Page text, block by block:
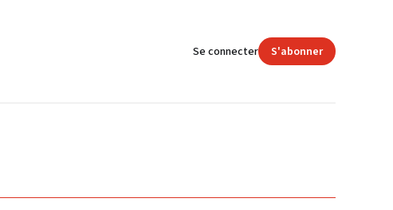
Se connecter S'abonner